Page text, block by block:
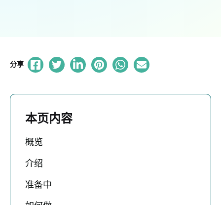
分享
本页内容
概览
介绍
准备中